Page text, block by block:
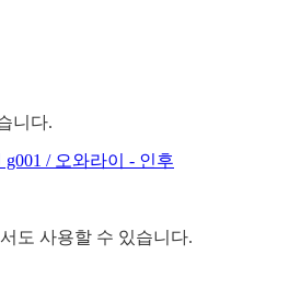
니다.
g001 / 오와라이 - 인후
도 사용할 수 있습니다.